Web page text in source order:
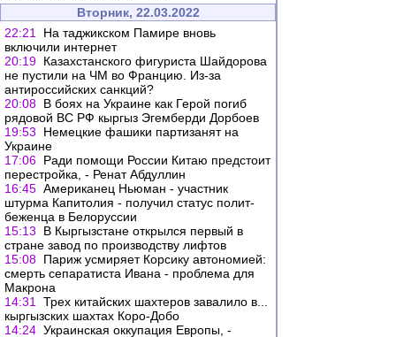
Вторник, 22.03.2022
22:21
На таджикском Памире вновь
включили интернет
20:19 Казахстанского фигуриста Шайдорова
не пустили на ЧМ во Францию. Из-за
антироссийских санкций?
20:08 В боях на Украине как Герой погиб
рядовой ВС РФ кыргыз Эгемберди Дорбоев
19:53
Немецкие фашики партизанят на
Украине
17:06 Ради помощи России Китаю предстоит
перестройка, - Ренат Абдуллин
16:45 Американец Ньюман - участник
штурма Капитолия - получил статус полит-
беженца в Белоруссии
15:13
В Кыргызстане открылся первый в
стране завод по производству лифтов
15:08 Париж усмиряет Корсику автономией:
смерть сепаратиста Ивана - проблема для
Макрона
14:31
Трех китайских шахтеров завалило в...
кыргызских шахтах Коро-Добо
14:24 Украинская оккупация Европы, -